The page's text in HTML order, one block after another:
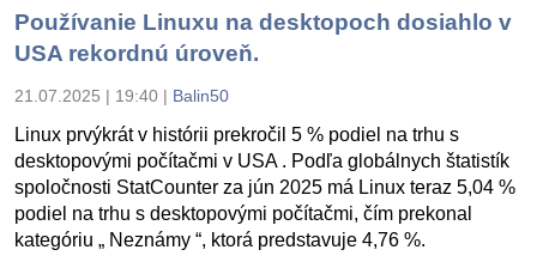
Používanie Linuxu na desktopoch dosiahlo v
USA rekordnú úroveň.
21.07.2025 | 19:40 | Balin50
Linux prvýkrát v histórii prekročil 5 % podiel na trhu s
desktopovými počítačmi v USA . Podľa globálnych štatistík
spoločnosti StatCounter za jún 2025 má Linux teraz 5,04 %
podiel na trhu s desktopovými počítačmi, čím prekonal
kategóriu „ Neznámy “, ktorá predstavuje 4,76 %.